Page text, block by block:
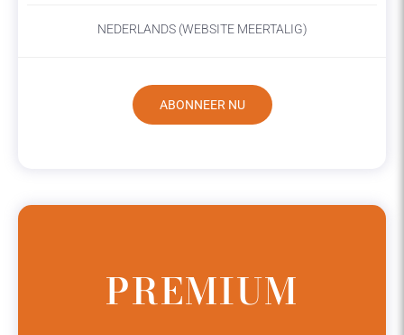
NEDERLANDS (WEBSITE MEERTALIG)
ABONNEER NU
PREMIUM